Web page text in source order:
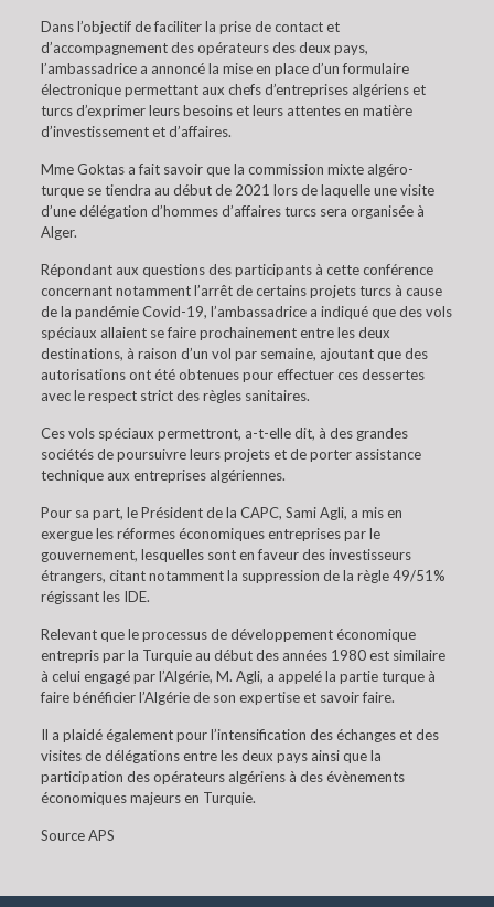
Dans l’objectif de faciliter la prise de contact et
d’accompagnement des opérateurs des deux pays,
l’ambassadrice a annoncé la mise en place d’un formulaire
électronique permettant aux chefs d’entreprises algériens et
turcs d’exprimer leurs besoins et leurs attentes en matière
d’investissement et d’affaires.
Mme Goktas a fait savoir que la commission mixte algéro-
turque se tiendra au début de 2021 lors de laquelle une visite
d’une délégation d’hommes d’affaires turcs sera organisée à
Alger.
Répondant aux questions des participants à cette conférence
concernant notamment l’arrêt de certains projets turcs à cause
de la pandémie Covid-19, l’ambassadrice a indiqué que des vols
spéciaux allaient se faire prochainement entre les deux
destinations, à raison d’un vol par semaine, ajoutant que des
autorisations ont été obtenues pour effectuer ces dessertes
avec le respect strict des règles sanitaires.
Ces vols spéciaux permettront, a-t-elle dit, à des grandes
sociétés de poursuivre leurs projets et de porter assistance
technique aux entreprises algériennes.
Pour sa part, le Président de la CAPC, Sami Agli, a mis en
exergue les réformes économiques entreprises par le
gouvernement, lesquelles sont en faveur des investisseurs
étrangers, citant notamment la suppression de la règle 49/51%
régissant les IDE.
Relevant que le processus de développement économique
entrepris par la Turquie au début des années 1980 est similaire
à celui engagé par l’Algérie, M. Agli, a appelé la partie turque à
faire bénéficier l’Algérie de son expertise et savoir faire.
Il a plaidé également pour l’intensification des échanges et des
visites de délégations entre les deux pays ainsi que la
participation des opérateurs algériens à des évènements
économiques majeurs en Turquie.
Source APS